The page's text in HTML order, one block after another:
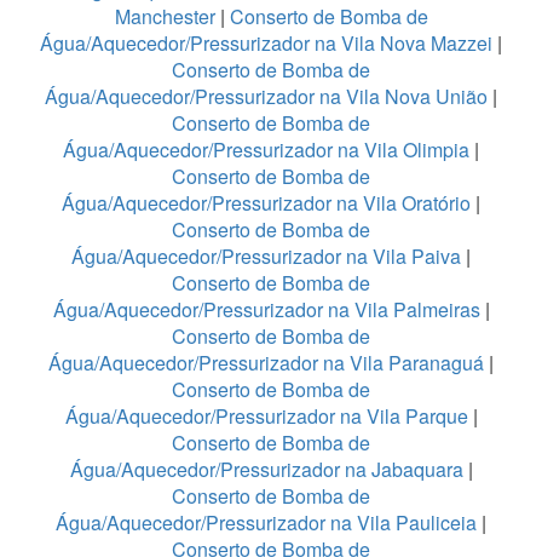
Manchester| Conserto de Bomba de
Água/Aquecedor/Pressurizador na Vila Nova Mazzei |
Conserto de Bomba de
Água/Aquecedor/Pressurizador na Vila Nova União |
Conserto de Bomba de
Água/Aquecedor/Pressurizador na Vila Olimpia |
Conserto de Bomba de
Água/Aquecedor/Pressurizador na Vila Oratório |
Conserto de Bomba de
Água/Aquecedor/Pressurizador na Vila Paiva |
Conserto de Bomba de
Água/Aquecedor/Pressurizador na Vila Palmeiras|
Conserto de Bomba de
Água/Aquecedor/Pressurizador na Vila Paranaguá |
Conserto de Bomba de
Água/Aquecedor/Pressurizador na Vila Parque|
Conserto de Bomba de
Água/Aquecedor/Pressurizador na Jabaquara|
Conserto de Bomba de
Água/Aquecedor/Pressurizador na Vila Pauliceia |
Conserto de Bomba de